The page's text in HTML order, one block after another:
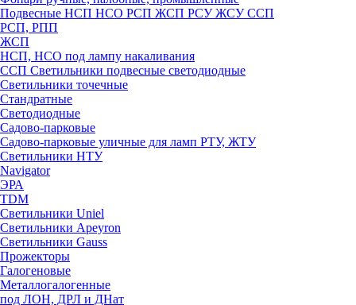
Подвесные НСП НСО РСП ЖСП РСУ ЖСУ ССП
РСП, РПП
ЖСП
НСП, НСО под лампу накаливания
ССП Светильники подвесные светодиодные
Светильники точечные
Стандратные
Светодиодные
Садово-парковые
Садово-парковые уличные для ламп РТУ, ЖТУ
Светильники НТУ
Navigator
ЭРА
TDM
Светильники Uniel
Светильники Apeyron
Светильники Gauss
Прожекторы
Галогеновые
Металлогалогенные
под ЛОН, ДРЛ и ДНат